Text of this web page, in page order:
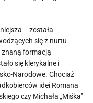
– została
się z nurtu
znaną formacją
się klerykalne i
Narodowe. Chociaż
idei Romana
czy Michała „Miśka”